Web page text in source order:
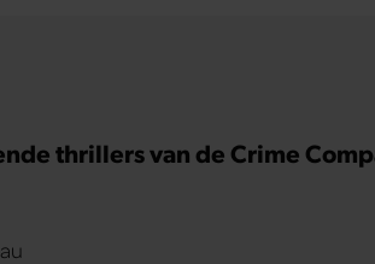
thrillers van de Crime